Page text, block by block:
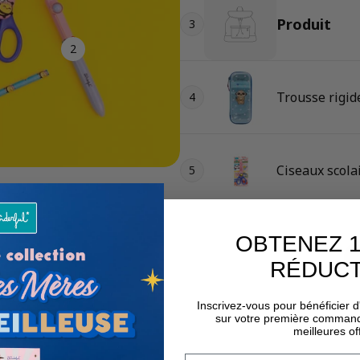
2
3 Produit
4 Trousse
5 Ciseaux
OBTENEZ
Inscrivez-vous pour bénéficier
sur votre première
meilleures